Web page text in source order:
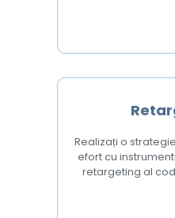
Realizați o
efort cu
retargeting al